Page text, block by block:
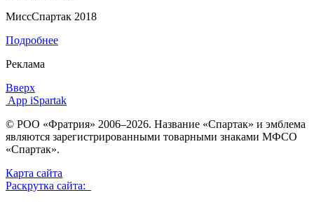
МиссСпартак 2018
Подробнее
Реклама
Вверх
App iSpartak
© РОО «Фратрия» 2006–2026. Название «Спартак» и эмблема
являются зарегистрированными товарными знаками МФСО
«Спартак».
Карта сайта
Раскрутка сайта: